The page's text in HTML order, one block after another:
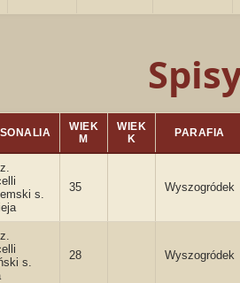
WIEK
M
WIEK
K
PARAFIA
s.
35 Wyszogródek
s.
28 Wyszogródek